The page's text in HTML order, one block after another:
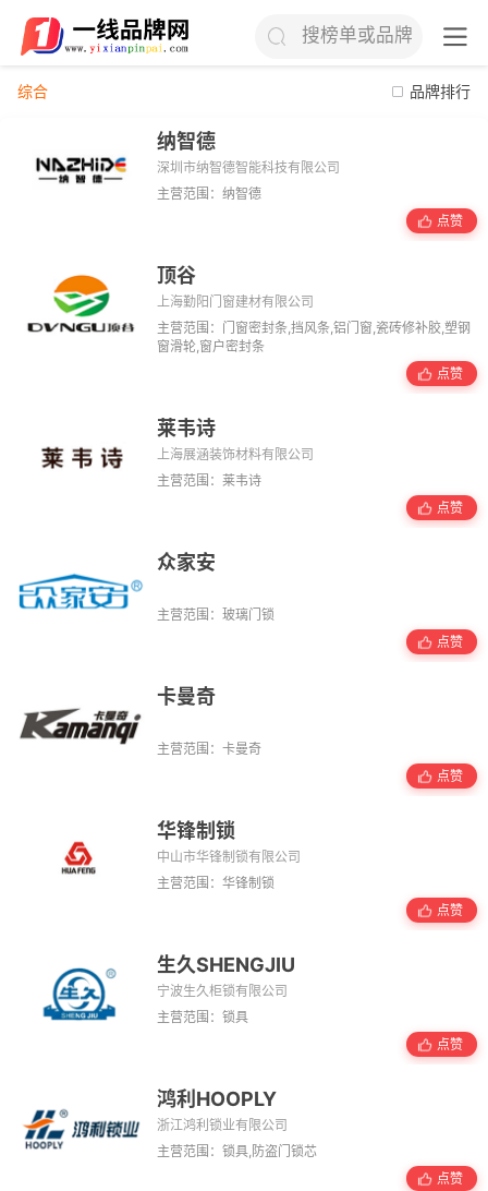
搜榜单或品牌
品牌排行
综合
纳智德
深圳市纳智德智能科技有限公司
主营范围：纳智德
点赞
顶谷
上海勤阳门窗建材有限公司
主营范围：门窗密封条,挡风条,铝门窗,瓷砖修补胶,塑钢
窗滑轮,窗户密封条
点赞
莱韦诗
上海展涵装饰材料有限公司
主营范围：莱韦诗
点赞
众家安
主营范围：玻璃门锁
点赞
卡曼奇
主营范围：卡曼奇
点赞
华锋制锁
中山市华锋制锁有限公司
主营范围：华锋制锁
点赞
生久SHENGJIU
宁波生久柜锁有限公司
主营范围：锁具
点赞
鸿利HOOPLY
浙江鸿利锁业有限公司
主营范围：锁具,防盗门锁芯
点赞